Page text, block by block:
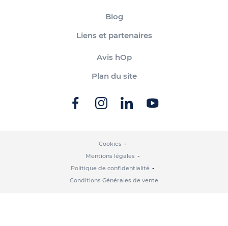
Blog
Liens et partenaires
Avis hOp
Plan du site
Cookies
Mentions légales
Politique de confidentialité
Conditions Générales de vente